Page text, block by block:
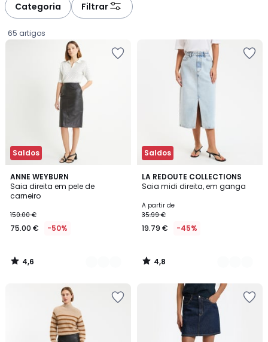
Categoria Filtrar
65 artigos
Saldos
ANNE WEYBURN
Saia direita em pele de
carneiro
€
em
de
150.00
150.00 €
75.00 € -50%
4,6
/ 5
2
Cores
4,6
/
Saldos
LA REDOUTE COLLECTIONS
Saia midi direita, em ganga
A partir de
35.99 €
19.79 € -45%
4,8
/ 5
3
Cores
4,8
/